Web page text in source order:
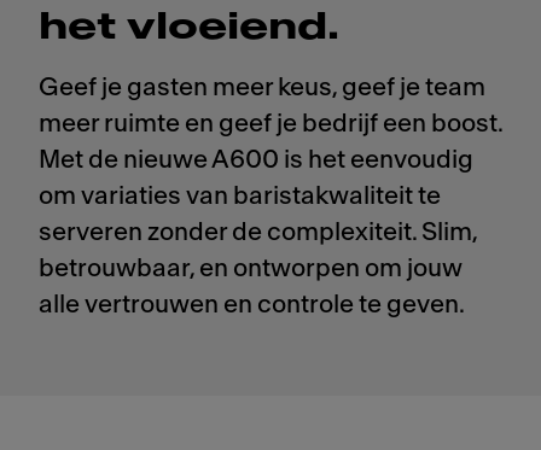
het vloeiend.
Geef je gasten meer keus, geef je team
meer ruimte en geef je bedrijf een boost.
Met de nieuwe A600 is het eenvoudig
om variaties van baristakwaliteit te
serveren zonder de complexiteit. Slim,
betrouwbaar, en ontworpen om jouw
alle vertrouwen en controle te geven.